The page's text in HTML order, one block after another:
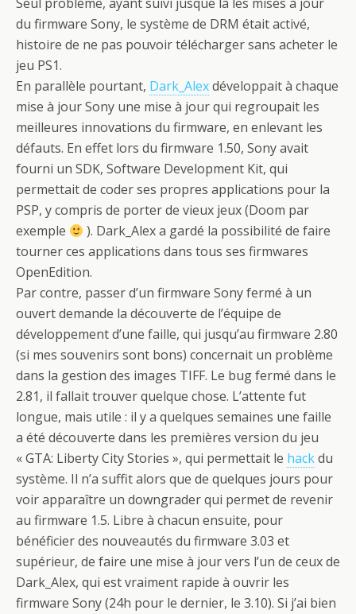
du firmware Sony, le système de DRM était activé,
histoire de ne pas pouvoir télécharger sans acheter le
jeu PS1.
En parallèle pourtant, Dark_Alexdéveloppait à chaque
mise à jour Sony une mise à jour qui regroupait les
meilleures innovations du firmware, en enlevant les
défauts. En effet lors du firmware 1.50, Sony avait
fourni un SDK, Software Development Kit, qui
permettait de coder ses propres applications pour la
PSP, y compris de porter de vieux jeux (Doom par
exemple
). Dark_Alex a gardé la possibilité de faire
tourner ces applications dans tous ses firmwares
OpenEdition.
Par contre, passer d’un firmware Sony fermé à un
ouvert demande la découverte de l’équipe de
développement d’une faille, qui jusqu’au firmware 2.80
(si mes souvenirs sont bons) concernait un problème
dans la gestion des images TIFF. Le bug fermé dans le
2.81, il fallait trouver quelque chose. L’attente fut
longue, mais utile : il y a quelques semaines une faille
a été découverte dans les premières version du jeu
« GTA: Liberty City Stories », qui permettait le hackdu
système. Il n’a suffit alors que de quelques jours pour
voir apparaître un downgraderqui permet de revenir
au firmware 1.5. Libre à chacun ensuite, pour
bénéficier des nouveautés du firmware 3.03 et
supérieur, de faire une mise à jour vers l’un de ceux de
Dark_Alex, qui est vraiment rapide à ouvrir les
firmware Sony (24h pour le dernier, le 3.10). Si j’ai bien